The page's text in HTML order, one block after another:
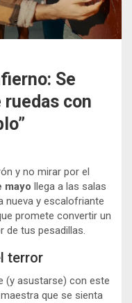
Se
con
y no mirar por el
mayo llega a las salas
nueva y escalofriante
promete convertir un
de tus pesadillas.
terror
(y asustarse) con este
que se sienta